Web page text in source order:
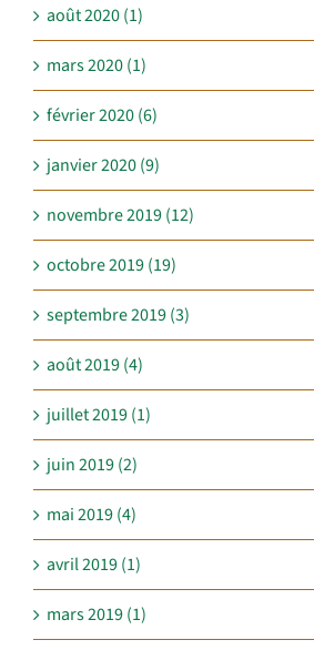
août 2020 (1)
mars 2020 (1)
février 2020 (6)
janvier 2020 (9)
novembre 2019 (12)
octobre 2019 (19)
septembre 2019 (3)
août 2019 (4)
juillet 2019 (1)
juin 2019 (2)
mai 2019 (4)
avril 2019 (1)
mars 2019 (1)